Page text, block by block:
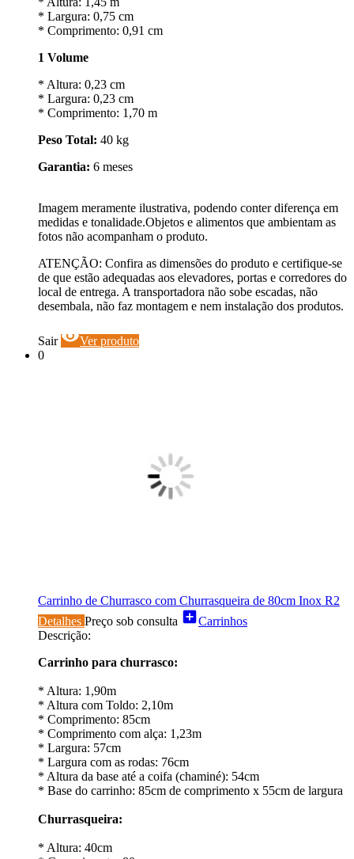
* Largura: 0,75 cm
* Comprimento: 0,91 cm
1 Volume
* Altura: 0,23 cm
* Largura: 0,23 cm
* Comprimento: 1,70 m
Peso Total: 40 kg
Garantia: 6 meses
Imagem meramente ilustrativa, podendo conter diferença em
medidas e tonalidade.Objetos e alimentos que ambientam as
fotos não acompanham o produto.
ATENÇÃO: Confira as dimensões do produto e certifique-se
de que estão adequadas aos elevadores, portas e corredores do
local de entrega. A transportadora não sobe escadas, não
desembala, não faz montagem e nem instalação dos produtos.
Sair visibilityVer produto
0
Carrinho de Churrasco com Churrasqueira de 80cm Inox R2
Detalhes Preço sob consulta add_boxCarrinhos
Descrição:
Carrinho para churrasco:
* Altura: 1,90m
* Altura com Toldo: 2,10m
* Comprimento: 85cm
* Comprimento com alça: 1,23m
* Largura: 57cm
* Largura com as rodas: 76cm
* Altura da base até a coifa (chaminé): 54cm
* Base do carrinho: 85cm de comprimento x 55cm de largura
Churrasqueira:
* Altura: 40cm